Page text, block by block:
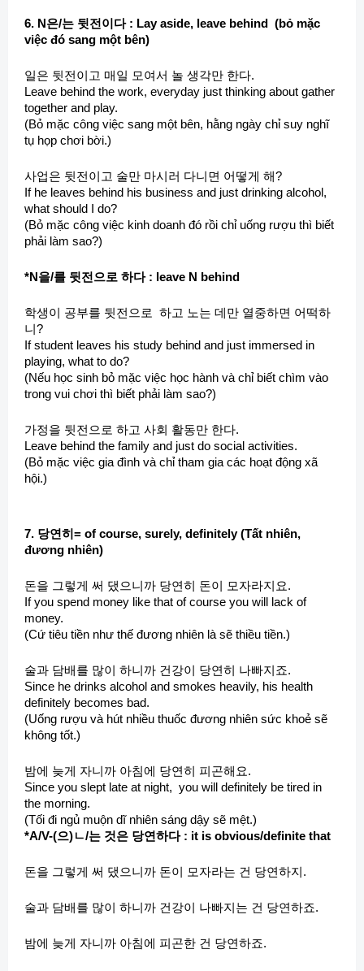
6. N은/는 뒷전이다 : Lay aside, leave behind (bỏ mặc
việc đó sang một bên)
일은 뒷전이고 매일 모여서 놀 생각만 한다.
Leave behind the work, everyday just thinking about gather
together and play.
(Bỏ mặc công việc sang một bên, hằng ngày chỉ suy nghĩ
tụ họp chơi bời.)
사업은 뒷전이고 술만 마시러 다니면 어떻게 해?
If he leaves behind his business and just drinking alcohol,
what should I do?
(Bỏ mặc công việc kinh doanh đó rồi chỉ uống rượu thì biết
phải làm sao?)
*N을/를 뒷전으로 하다 : leave N behind
학생이 공부를 뒷전으로 하고 노는 데만 열중하면 어떡하
니?
If student leaves his study behind and just immersed in
playing, what to do?
(Nếu học sinh bỏ mặc việc học hành và chỉ biết chìm vào
trong vui chơi thì biết phải làm sao?)
가정을 뒷전으로 하고 사회 활동만 한다.
Leave behind the family and just do social activities.
(Bỏ mặc việc gia đình và chỉ tham gia các hoạt động xã
hội.)
7. 당연히= of course, surely, definitely (Tất nhiên,
đương nhiên)
돈을 그렇게 써 댔으니까 당연히 돈이 모자라지요.
If you spend money like that of course you will lack of
money.
(Cứ tiêu tiền như thế đương nhiên là sẽ thiều tiền.)
술과 담배를 많이 하니까 건강이 당연히 나빠지죠.
Since he drinks alcohol and smokes heavily, his health
definitely becomes bad.
(Uống rượu và hút nhiều thuốc đương nhiên sức khoẻ sẽ
không tốt.)
밤에 늦게 자니까 아침에 당연히 피곤해요.
Since you slept late at night, you will definitely be tired in
the morning.
(Tối đi ngủ muộn dĩ nhiên sáng dậy sẽ mệt.)
*A/V-(으)ㄴ/는 것은 당연하다 : it is obvious/definite that
돈을 그렇게 써 댔으니까 돈이 모자라는 건 당연하지.
술과 담배를 많이 하니까 건강이 나빠지는 건 당연하죠.
밤에 늦게 자니까 아침에 피곤한 건 당연하죠.